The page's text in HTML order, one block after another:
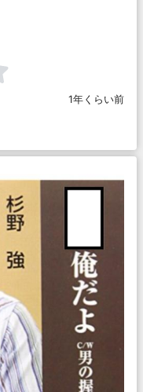
1年くらい前